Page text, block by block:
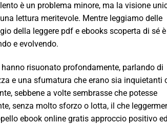
è un problema minore, ma la visione
lettura meritevole. Mentre leggiamo delle
della leggere pdf e ebooks scoperta di sé è
e evolvendo.
risuonato profondamente, parlando di
e una sfumatura che erano sia inquietanti
sebbene a volte sembrasse che potesse
senza molto sforzo o lotta, il che
ebook online gratis approccio positivo ed